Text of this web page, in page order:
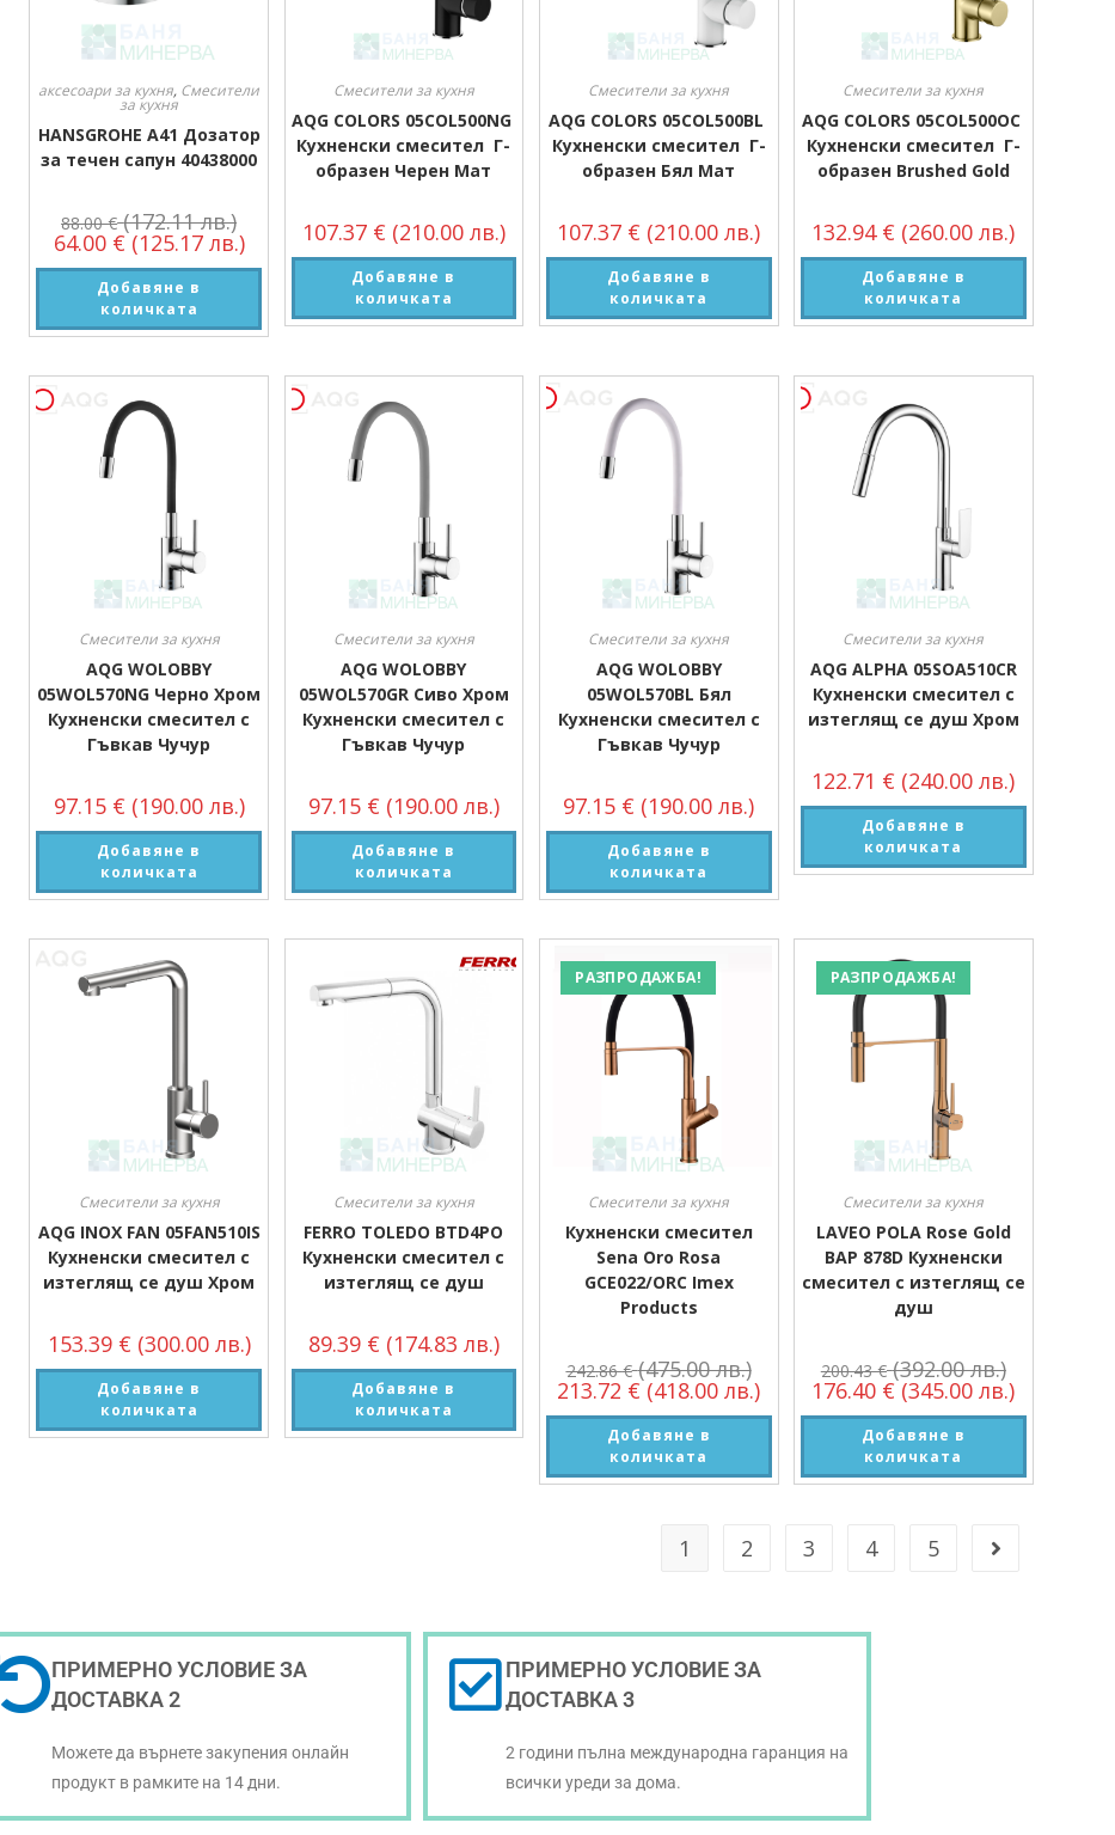
аксесоари за кухня, Смесители
за кухня
HANSGROHE A41 Дозатор
за течен сапун 40438000
88.00€ (172.11 лв.)
64.00 € (125.17 лв.)
Добавяне в
количката
Смесители за кухня
AQG COLORS 05COL500NG
Кухненски смесител Г-
образен Черен Мат
107.37 € (210.00 лв.)
Добавяне в
количката
Смесители за кухня
AQG COLORS 05COL500BL
Кухненски смесител Г-
образен Бял Мат
107.37 € (210.00 лв.)
Добавяне в
количката
Смесители за кухня
AQG COLORS 05COL500OC
Кухненски смесител Г-
образен Brushed Gold
132.94 € (260.00 лв.)
Добавяне в
количката
Смесители за кухня
AQG WOLOBBY
05WOL570NG Черно Хром
Кухненски смесител с
Гъвкав Чучур
97.15 € (190.00 лв.)
Добавяне в
количката
Смесители за кухня
AQG WOLOBBY
05WOL570GR Сиво Хром
Кухненски смесител с
Гъвкав Чучур
97.15 € (190.00 лв.)
Добавяне в
количката
Смесители за кухня
AQG WOLOBBY
05WOL570BL Бял
Кухненски смесител с
Гъвкав Чучур
97.15 € (190.00 лв.)
Добавяне в
количката
Смесители за кухня
AQG ALPHA 05SOA510CR
Кухненски смесител с
изтеглящ се душ Хром
122.71 € (240.00 лв.)
Добавяне в
количката
Смесители за кухня
AQG INOX FAN 05FAN510IS
Кухненски смесител с
изтеглящ се душ Хром
153.39 € (300.00 лв.)
Добавяне в
количката
Смесители за кухня
FERRO TOLEDO BTD4PO
Кухненски смесител с
изтеглящ се душ
89.39 € (174.83 лв.)
Добавяне в
количката
РАЗПРОДАЖБА!
Смесители за кухня
Кухненски смесител
Sena Oro Rosa
GCE022/ORC Imex
Products
242.86€ (475.00 лв.)
213.72 € (418.00 лв.)
Добавяне в
количката
РАЗПРОДАЖБА!
Смесители за кухня
LAVEO POLA Rose Gold
BAP 878D Кухненски
смесител с изтеглящ се
душ
200.43€ (392.00 лв.)
176.40 € (345.00 лв.)
Добавяне в
количката
1 2 3 4 5
ПРИМЕРНО УСЛОВИЕ ЗА
ДОСТАВКА 2
Можете да върнете закупения онлайн
продукт в рамките на 14 дни.
ПРИМЕРНО УСЛОВИЕ ЗА
ДОСТАВКА 3
2 години пълна международна гаранция на
всички уреди за дома.